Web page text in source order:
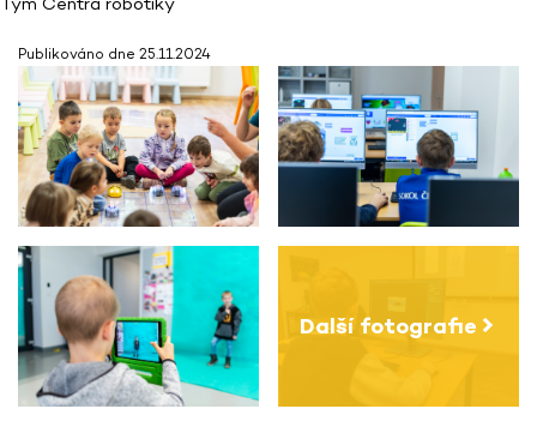
Publikováno dne 25.11.2024
Další fotografie